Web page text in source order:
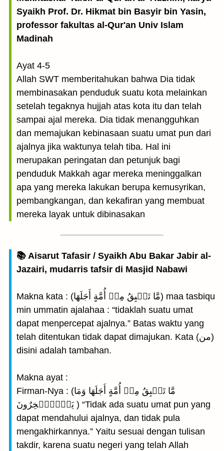
Syaikh Prof. Dr. Hikmat bin Basyir bin Yasin,
professor fakultas al-Qur'an Univ Islam
Madinah
Ayat 4-5
Allah SWT memberitahukan bahwa Dia tidak
membinasakan penduduk suatu kota melainkan
setelah tegaknya hujjah atas kota itu dan telah
sampai ajal mereka. Dia tidak menangguhkan
dan memajukan kebinasaan suatu umat pun dari
ajalnya jika waktunya telah tiba. Hal ini
merupakan peringatan dan petunjuk bagi
penduduk Makkah agar mereka meninggalkan
apa yang mereka lakukan berupa kemusyrikan,
pembangkangan, dan kekafiran yang membuat
mereka layak untuk dibinasakan
📚 Aisarut Tafasir / Syaikh Abu Bakar Jabir al-
Jazairi, mudarris tafsir di Masjid Nabawi
Makna kata : (مَّا تَسۡبِقُ مِنۡ أُمَّةٍ أَجَلَهَا) maa tasbiqu
min ummatin ajalahaa : “tidaklah suatu umat
dapat menpercepat ajalnya.” Batas waktu yang
telah ditentukan tidak dapat dimajukan. Kata (من)
disini adalah tambahan.
Makna ayat :
Firman-Nya : (مَّا تَسۡبِقُ مِنۡ أُمَّةٍ أَجَلَهَا وَمَا
يَسۡتَ‍ٔۡخِرُونَ ) “Tidak ada suatu umat pun yang
dapat mendahului ajalnya, dan tidak pula
mengakhirkannya.” Yaitu sesuai dengan tulisan
takdir, karena suatu negeri yang telah Allah